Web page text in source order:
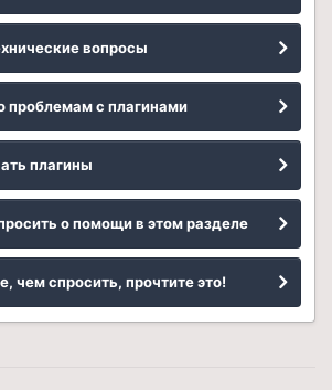
вопросы
проблемам с плагинами
плагины
о помощи в этом разделе
спросить, прочтите это!